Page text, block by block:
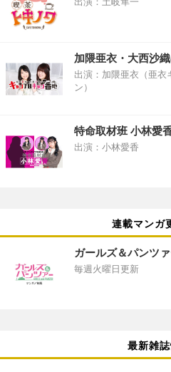
加隈亜衣・大西沙
出演：加隈亜衣（亜衣
ン）
特命取材班 小林愛
出演：小林愛香
連載マンガ
ガールズ＆パンツ
毎週火曜日更新
最新雑